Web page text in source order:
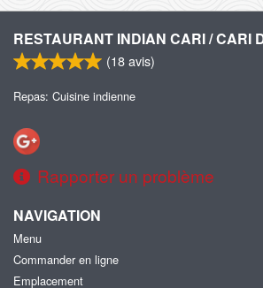
RESTAURANT INDIAN CARI / CARI
(18avis)
Repas: Cuisine indienne
Rapporter un problème
NAVIGATION
Menu
Commander en ligne
Emplacement